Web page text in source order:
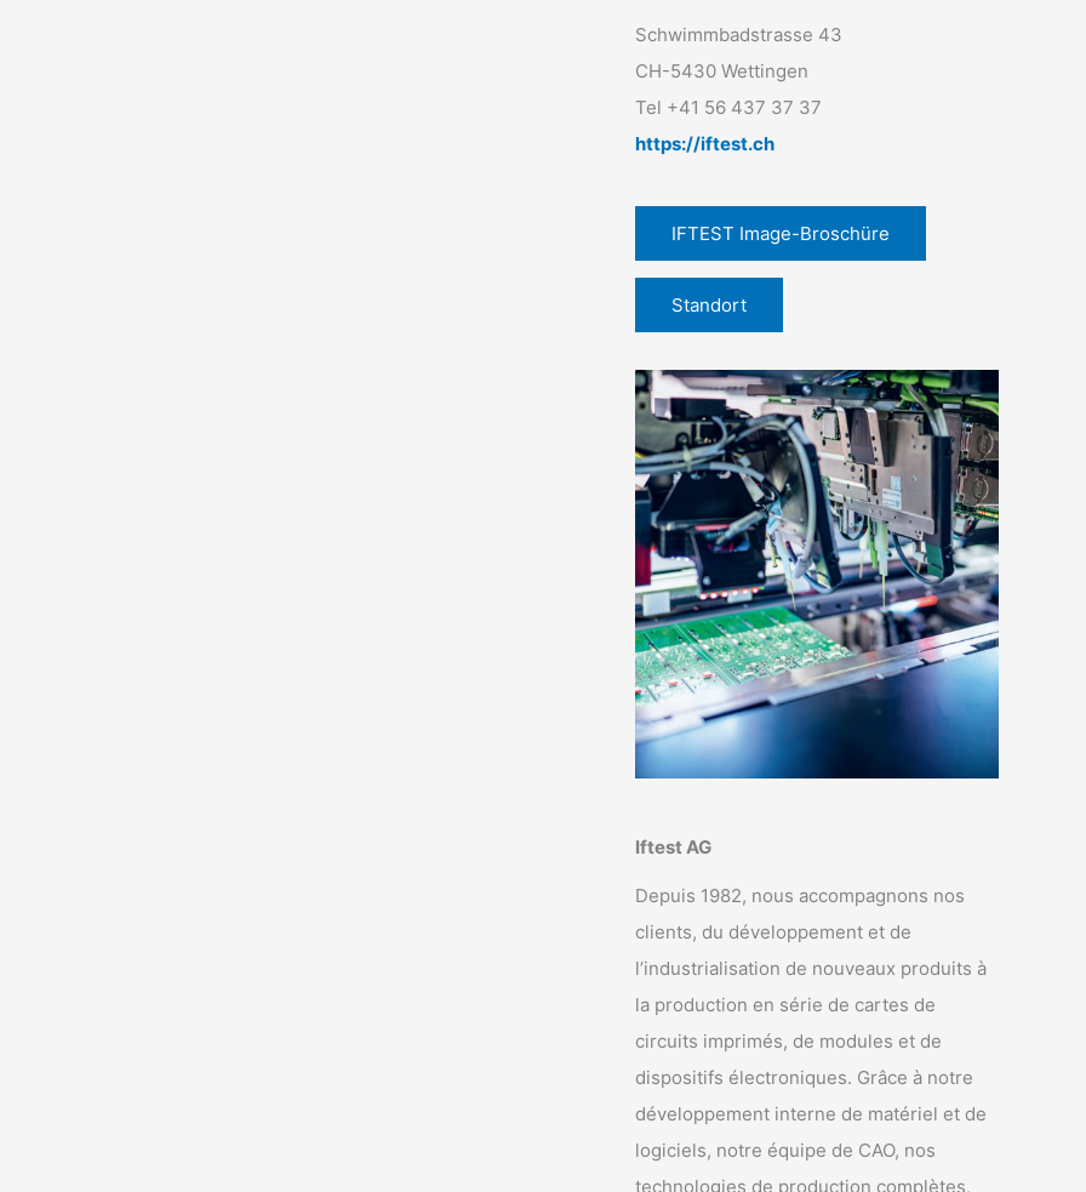
Schwimmbadstrasse 43
CH-5430 Wettingen
Tel +41 56 437 37 37
https://iftest.ch
IFTEST Image-Broschüre
Standort
Iftest AG
Depuis 1982, nous accompagnons nos
clients, du développement et de
l’industrialisation de nouveaux produits à
la production en série de cartes de
circuits imprimés, de modules et de
dispositifs électroniques. Grâce à notre
développement interne de matériel et de
logiciels, notre équipe de CAO, nos
technologies de production complètes,